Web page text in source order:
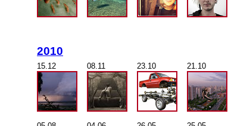
2010
15.12 08.11 23.10 21.10